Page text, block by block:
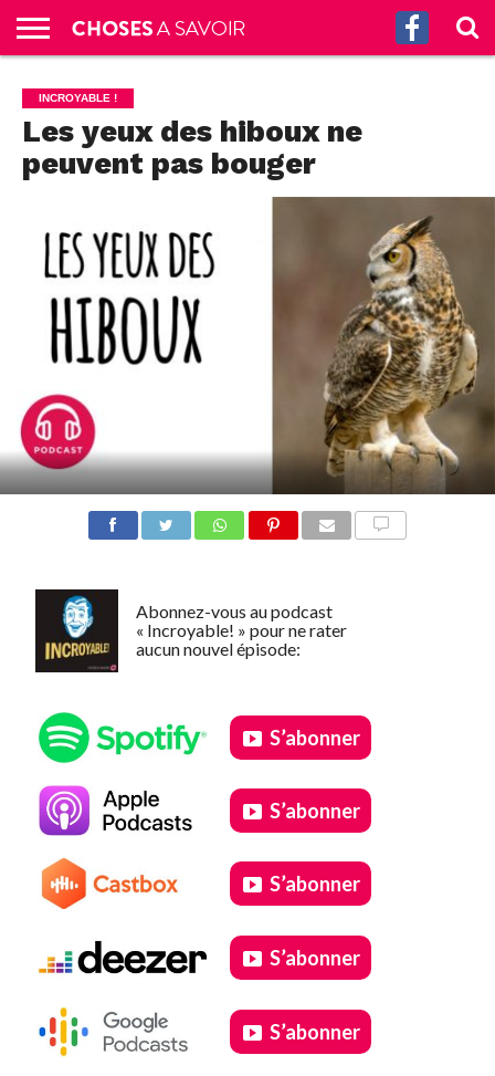
CULTURE
G.
SCIENCES
SANTÉ
HISTOIRE
ÉCONOMIE
INCROYABLE
!
TECH
AUTRES
S’ABONNER
AUX
PODCASTS
CONTACT
A
PROPOS
INCROYABLE !
Les yeux des hiboux ne
peuvent pas bouger
Abonnez-vous au podcast
« Incroyable! » pour ne rater
aucun nouvel épisode:
S’abonner
S’abonner
S’abonner
S’abonner
S’abonner